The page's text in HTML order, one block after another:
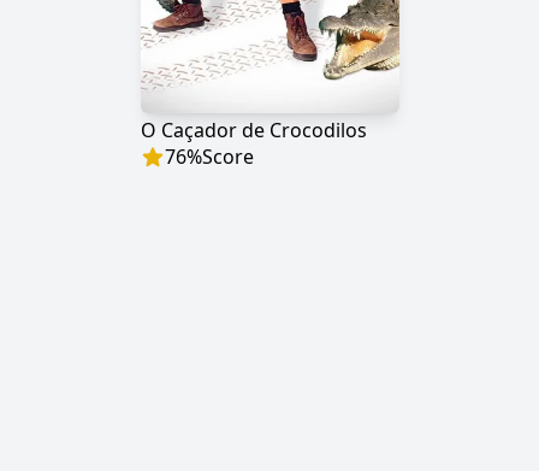
O Caçador de Crocodilos
76%Score